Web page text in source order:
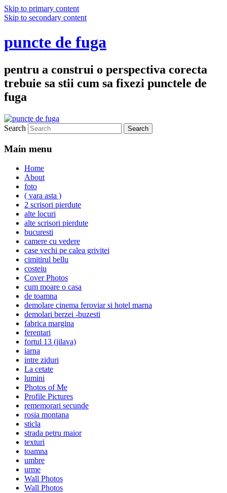
Skip to primary content
Skip to secondary content
puncte de fuga
pentru a construi o perspectiva corecta
trebuie sa stii cum sa fixezi punctele de
fuga
Search
Main menu
Home
About
foto
( vara asta )
2 scrisori pierdute
alte locuri
alte scrisori pierdute
bucuresti
camere cu vedere
case vechi pe calea grivitei
cimitirul bellu
costeiu
Cover Photos
cum moare o casa
de toamna
demolare cinema feroviar si hotel marna
demolari berzei -buzesti
fabrica margina
ferentari
fortul 13 (jilava)
iarna
intre ziduri
La cetate
lumini
Photos of Me
Profile Pictures
rememorari secunde
rosia montana
sticla
strada petru maior
texturi
toamna
umbre
urme
Wall Photos
Wall Photos